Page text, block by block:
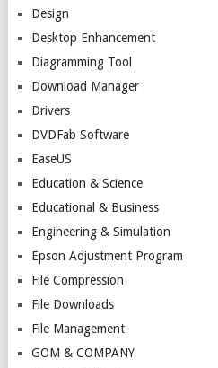
Design
Desktop Enhancement
Diagramming Tool
Download Manager
Drivers
DVDFab Software
EaseUS
Education & Science
Educational & Business
Engineering & Simulation
Epson Adjustment Program
File Compression
File Downloads
File Management
GOM & COMPANY